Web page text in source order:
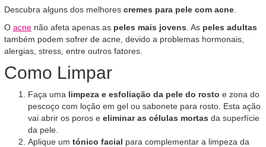
Descubra alguns dos melhores cremes para pele com acne
O acne não afeta apenas as peles mais jovens . As peles adultas
também podem sofrer de acne, devido a problemas hormonais,
alergias, stress, entre outros fatores.
Como Limpar
Faça uma limpeza e esfoliação da pele do rosto e zona do
pescoço com loção em gel ou sabonete para rosto. Esta ação
vai abrir os poros e eliminar as células mortas da superfície
da pele.
Aplique um tónico facial para complementar a limpeza da